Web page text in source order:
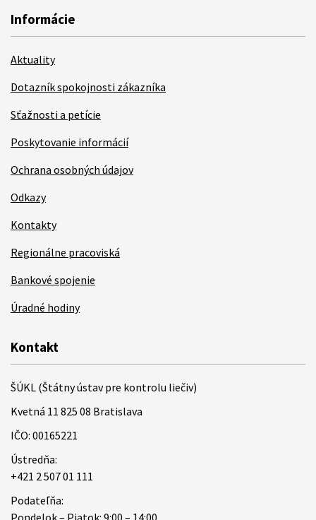
Informácie
Aktuality
Dotazník spokojnosti zákazníka
Sťažnosti a petície
Poskytovanie informácií
Ochrana osobných údajov
Odkazy
Kontakty
Regionálne pracoviská
Bankové spojenie
Úradné hodiny
Kontakt
ŠÚKL (Štátny ústav pre kontrolu liečiv)
Kvetná 11 825 08 Bratislava
IČO: 00165221
Ústredňa:
+421 2 507 01 111
Podateľňa:
Pondelok – Piatok: 9:00 – 14:00